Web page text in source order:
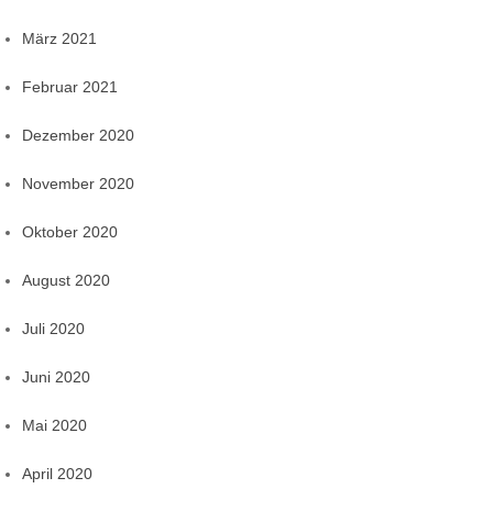
März 2021
Februar 2021
Dezember 2020
November 2020
Oktober 2020
August 2020
Juli 2020
Juni 2020
Mai 2020
April 2020